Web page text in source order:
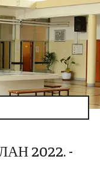
2022. -